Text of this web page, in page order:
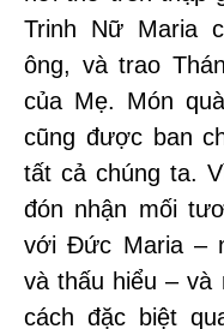
Trinh Nữ Maria
ông, và trao
của Mẹ. Món
cũng được ban
tất cả chúng ta.
đón nhận mối
với Đức Maria –
và thấu hiểu –
cách đặc biệt